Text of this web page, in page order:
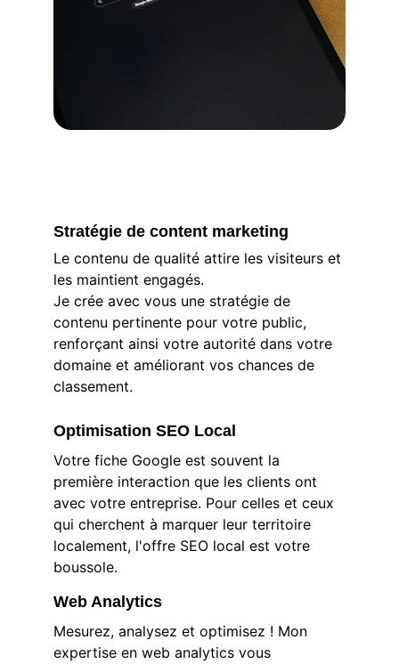
Optimisation SEO Local
Votre fiche Google est souvent la
première interaction que les clients ont
avec votre entreprise. Pour celles et ceux
qui cherchent à marquer leur territoire
localement, l'offre SEO local est votre
boussole.
Web Analytics
Mesurez, analysez et optimisez ! Mon
expertise en web analytics vous
Stratégie de content marketing
Le contenu de qualité attire les visiteurs et
les maintient engagés.
Je crée avec vous une stratégie de
contenu pertinente pour votre public,
renforçant ainsi votre autorité dans votre
domaine et améliorant vos chances de
classement.